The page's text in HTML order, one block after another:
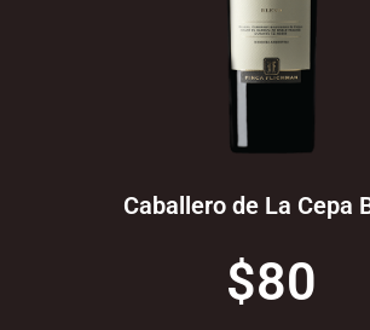
Caballero de La Cepa
$80